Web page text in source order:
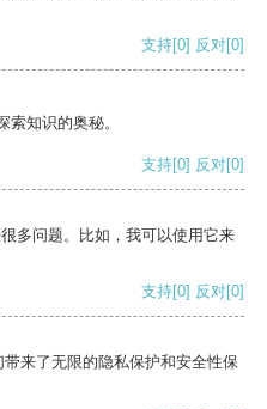
支持[0] 反对[0]
知识的奥秘。
支持[0] 反对[0]
多问题。比如，我可以使用它来
支持[0] 反对[0]
来了无限的隐私保护和安全性保